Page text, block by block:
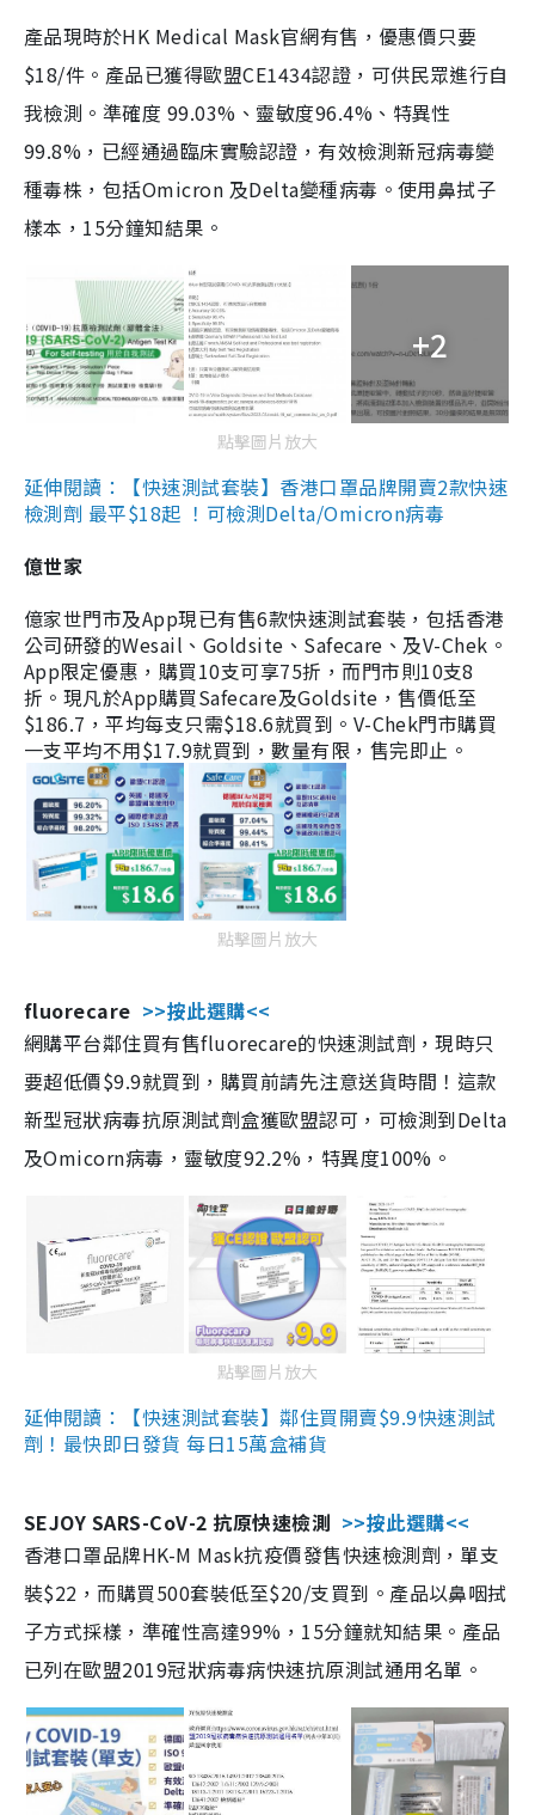
產品現時於HK Medical Mask官網有售，優惠價只要
$18/件。產品已獲得歐盟CE1434認證，可供民眾進行自
我檢測。準確度 99.03%、靈敏度96.4%、特異性
99.8%，已經通過臨床實驗認證，有效檢測新冠病毒變
種毒株，包括Omicron 及Delta變種病毒。使用鼻拭子
樣本，15分鐘知結果。
+2
點擊圖片放大
延伸閱讀：【快速測試套裝】香港口罩品牌開賣2款快速
檢測劑 最平$18起 ！可檢測Delta/Omicron病毒
億世家
億家世門市及App現已有售6款快速測試套裝，包括香港
公司研發的Wesail、Goldsite、Safecare、及V-Chek。
App限定優惠，購買10支可享75折，而門市則10支8
折。現凡於App購買Safecare及Goldsite，售價低至
$186.7，平均每支只需$18.6就買到。V-Chek門市購買
一支平均不用$17.9就買到，數量有限，售完即止。
點擊圖片放大
fluorecare >>按此選購<<
網購平台鄰住買有售fluorecare的快速測試劑，現時只
要超低價$9.9就買到，購買前請先注意送貨時間！這款
新型冠狀病毒抗原測試劑盒獲歐盟認可，可檢測到Delta
及Omicorn病毒，靈敏度92.2%，特異度100%。
點擊圖片放大
延伸閱讀：【快速測試套裝】鄰住買開賣$9.9快速測試
劑！最快即日發貨 每日15萬盒補貨
SEJOY SARS-CoV-2 抗原快速檢測 >>按此選購<<
香港口罩品牌HK-M Mask抗疫價發售快速檢測劑，單支
裝$22，而購買500套裝低至$20/支買到。產品以鼻咽拭
子方式採樣，準確性高達99%，15分鐘就知結果。產品
已列在歐盟2019冠狀病毒病快速抗原測試通用名單。